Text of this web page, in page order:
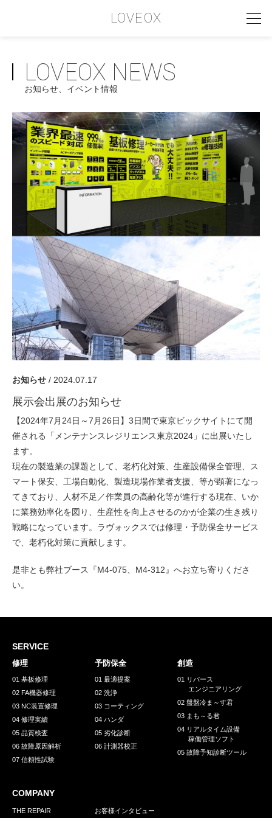
LOVEOX
PHILOSOPHY
フィロソフィー
COMPANY PROFILE
会社情報
SERVICE
サービス内容
INTERVIEW
お客様インタビュー
RECRUIT
採用情報
GREEN CHALLENGE
環境への取り組み
お問い合わせ / 発送先
LOVEOX NEWS
お知らせ、イベント情報
お知らせ / 2024.07.17
展示会出展のお知らせ
【2024年7月24日～7月26日】3日間で東京ビックサイトにて開
催される「メンテナンスレジリエンス東京2024」に出展いたし
ます。
現在の製造業の課題として、老朽化対策、生産設備保全管理、ス
マート保安、工場自動化、製造現場作業者支援、等が顕著になっ
てきており、人材不足／作業員の高齢化等が進行する現在、いか
に業務効率化を図り、生産性を向上させるのかが企業の生き残り
戦略になっています。ラヴォックスでは修理・予防保全サービス
で、老朽化対策に貢献します。
是非とも弊社ブース『M4-075、M4-312』へお立ち寄りくださ
い。
SERVICE
修理
01 基板修理
02 FA機器修理
03 NC装置修理
04 修理実績
05 品質検査
06 故障原因解析
07 信頼性試験
予防保全
01 最適提案
02 洗浄
03 コーティング
04 ハンダ
05 劣化診断
06 計測器校正
創造
01 リバース
エンジニアリング
02 盤盤冷ま～す君
03 まも～る君
04 リアルタイム設備
稼働管理ソフト
05 故障予知診断ツール
COMPANY
THE REPAIR お客様インタビュー